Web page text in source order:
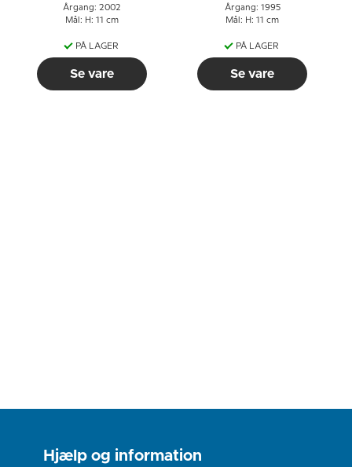
Årgang: 2002
Mål: H: 11 cm
PÅ LAGER
Se vare
Årgang: 1995
Mål: H: 11 cm
PÅ LAGER
Se vare
Hjælp og information